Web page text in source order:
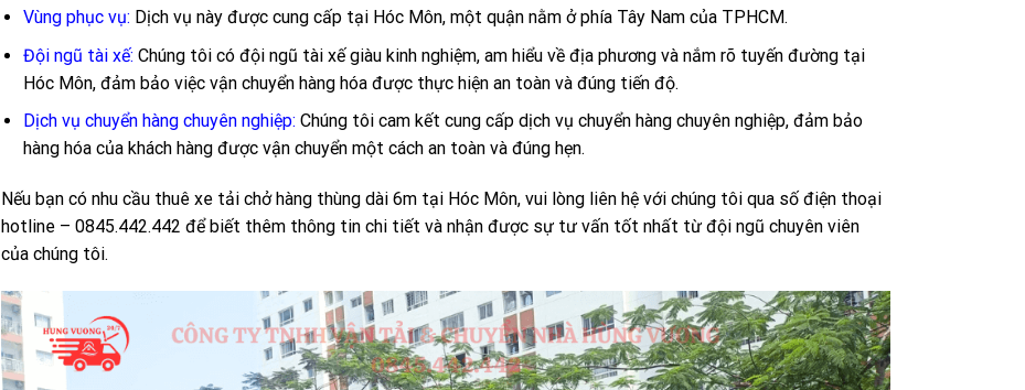
Vùng phục vụ: Dịch vụ này được cung cấp tại Hóc Môn, một quận nằm ở phía Tây Nam của TPHCM.
Đội ngũ tài xế: Chúng tôi có đội ngũ tài xế giàu kinh nghiệm, am hiểu về địa phương và nắm rõ tuyến đường tại
Hóc Môn, đảm bảo việc vận chuyển hàng hóa được thực hiện an toàn và đúng tiến độ.
Dịch vụ chuyển hàng chuyên nghiệp: Chúng tôi cam kết cung cấp dịch vụ chuyển hàng chuyên nghiệp, đảm bảo
hàng hóa của khách hàng được vận chuyển một cách an toàn và đúng hẹn.
Nếu bạn có nhu cầu thuê xe tải chở hàng thùng dài 6m tại Hóc Môn, vui lòng liên hệ với chúng tôi qua số điện thoại
hotline – 0845.442.442 để biết thêm thông tin chi tiết và nhận được sự tư vấn tốt nhất từ đội ngũ chuyên viên
của chúng tôi.